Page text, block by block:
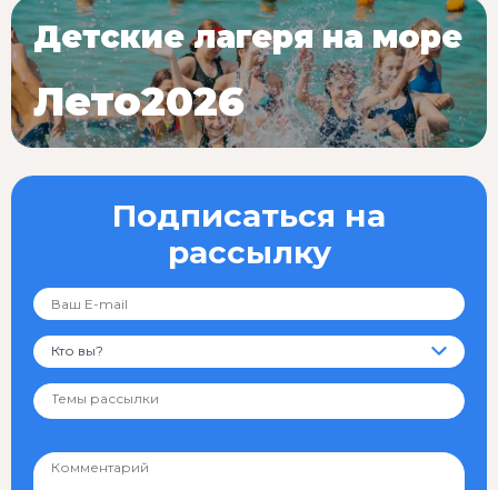
Подписаться на
рассылку
Кто вы?
Детские лагеря на море
Лето2026